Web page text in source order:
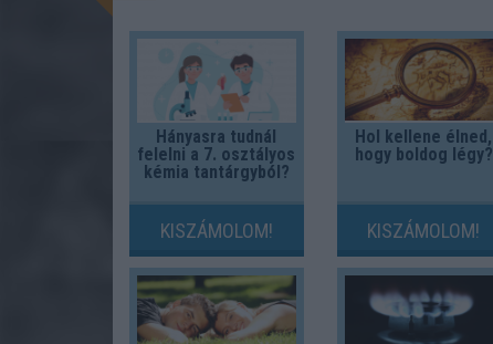
Hányasra tudnál
felelni a 7. osztályos
kémia tantárgyból?
KISZÁMOLOM!
Hol kellene élned,
hogy boldog légy?
KISZÁMOLOM!